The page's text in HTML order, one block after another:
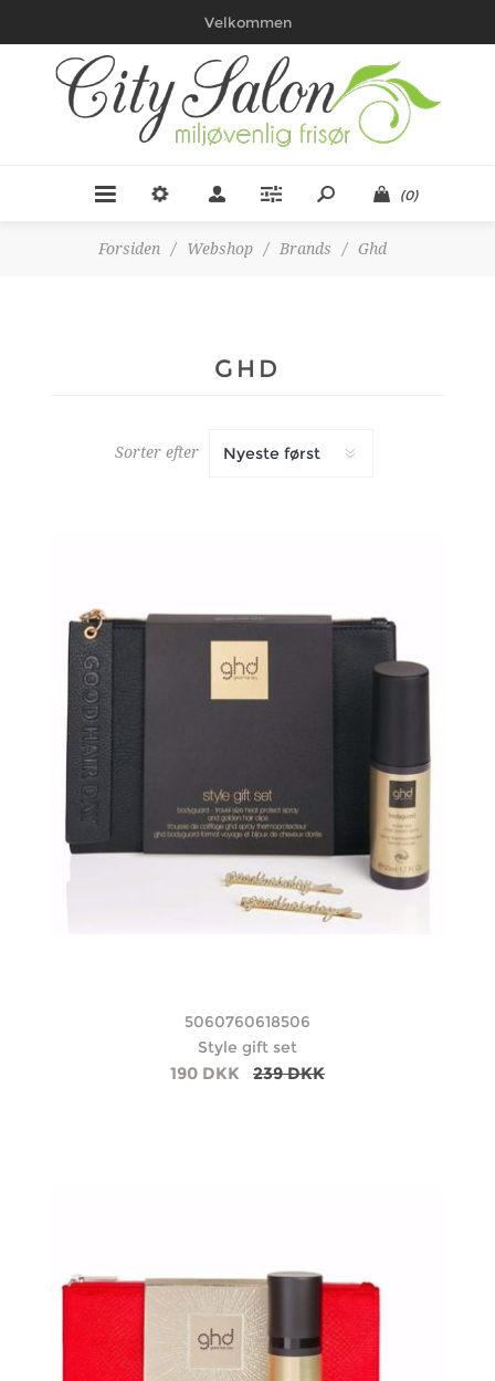
Velkommen
(0)
Forsiden / Webshop / Brands / Ghd
GHD
Sorter efter
5060760618506
Style gift set
190 DKK 239 DKK